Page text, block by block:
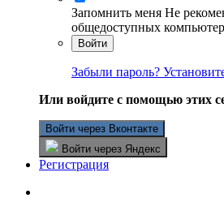
Запомнить меня Не
общедоступных
Войти
Забыли пароль?
Или войдите с помощью этих
Войти через Вконтакте
Войти через Яндекс
Регистрация